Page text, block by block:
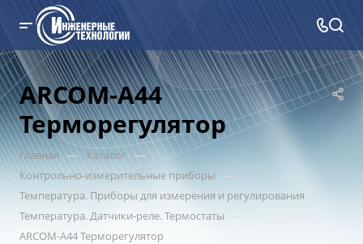
ARCOM-A44
Терморегулятор
Главная — Каталог —
Контрольно-измерительные приборы —
Температура. Приборы для измерения и регулирования
Температура. Датчики-реле. Термостаты —
ARCOM-A44 Терморегулятор